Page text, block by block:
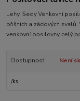
Lehy, Sedy Venkovní
břišních a zádových
venkovní posilovny celý
Dostupnost Není
/ks